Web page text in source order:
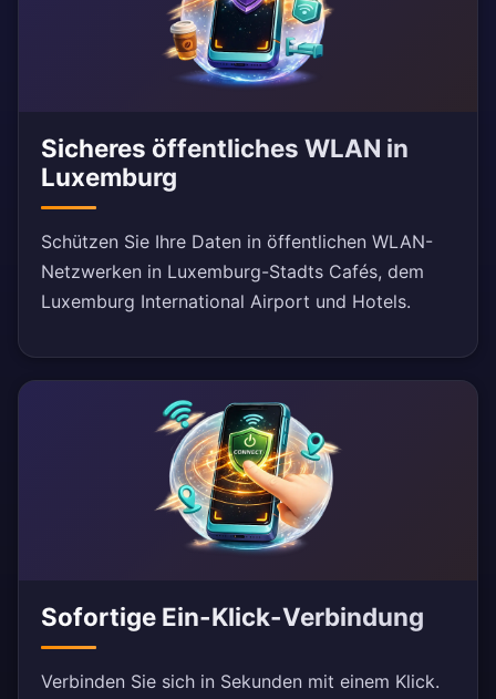
Sicheres öffentliches WLAN in
Luxemburg
Schützen Sie Ihre Daten in öffentlichen WLAN-
Netzwerken in Luxemburg-Stadts Cafés, dem
Luxemburg International Airport und Hotels.
Sofortige Ein-Klick-Verbindung
Verbinden Sie sich in Sekunden mit einem Klick.